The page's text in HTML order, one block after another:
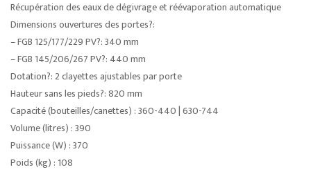
Récupération des eaux de dégivrage et réévaporation automatique
Dimensions ouvertures des portes?:
– FGB 125/177/229 PV?: 340 mm
– FGB 145/206/267 PV?: 440 mm
Dotation?: 2 clayettes ajustables par porte
Hauteur sans les pieds?: 820 mm
Capacité (bouteilles/canettes) : 360-440 | 630-744
Volume (litres) : 390
Puissance (W) : 370
Poids (kg) : 108